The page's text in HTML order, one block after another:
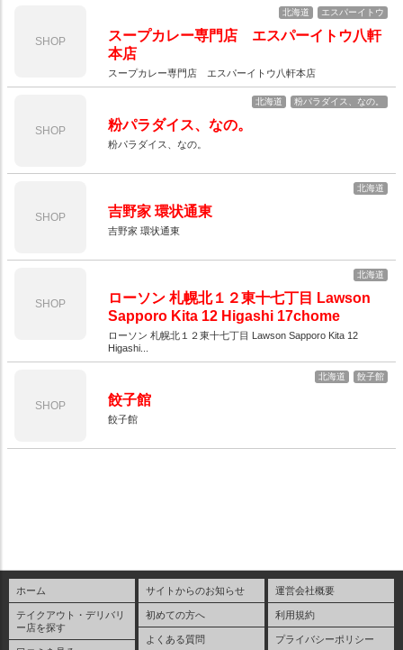
SHOP
北海道 エスパーイトウ
スープカレー専門店 エスパーイトウ八軒
本店
スープカレー専門店 エスパーイトウ八軒本店
SHOP
北海道 粉パラダイス、なの。
粉パラダイス、なの。
粉パラダイス、なの。
SHOP
北海道
吉野家 環状通東
吉野家 環状通東
SHOP
北海道
ローソン 札幌北１２東十七丁目 Lawson
Sapporo Kita 12 Higashi 17chome
ローソン 札幌北１２東十七丁目 Lawson Sapporo Kita 12
Higashi...
SHOP
北海道 餃子館
餃子館
餃子館
ホーム
テイクアウト・デリバリ
ー店を探す
サイトからのお知らせ
初めての方へ
よくある質問
運営会社概要
利用規約
プライバシーポリシー